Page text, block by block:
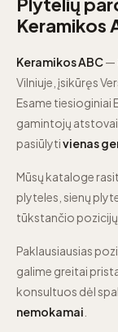
Keramikos
Keramikos ABC—
Vilniuje, įsikūręs
Esame tiesioginiai
gamintojų
pasiūlytivienas
Mūsų kataloge
plyteles, sienų
tūkstančio pozicijų.
Paklausiausias
galime greitai
konsultuos dėl
nemokamai